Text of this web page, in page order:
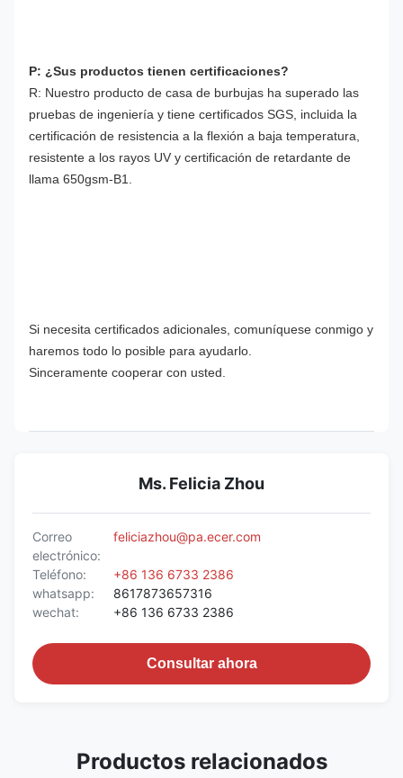
P: ¿Sus productos tienen certificaciones?
R: Nuestro producto de casa de burbujas ha superado las
pruebas de ingeniería y tiene certificados SGS, incluida la
certificación de resistencia a la flexión a baja temperatura,
resistente a los rayos UV y certificación de retardante de
llama 650gsm-B1.
Si necesita certificados adicionales, comuníquese conmigo y
haremos todo lo posible para ayudarlo.
Sinceramente cooperar con usted.
Ms. Felicia Zhou
Correo
electrónico:
feliciazhou@pa.ecer.com
Teléfono:
+86 136 6733 2386
whatsapp:
8617873657316
wechat:
+86 136 6733 2386
Consultar ahora
Productos relacionados